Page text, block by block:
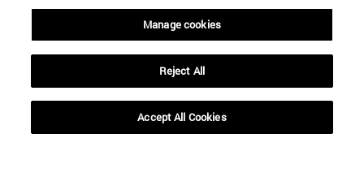
Manage cookies
Reject All
Accept All Cookies